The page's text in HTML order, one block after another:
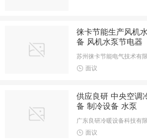
徕卡节能生产风机
备 风机水泵节电器
苏州徕卡节能电气技术有
面议
供应良研 中央空调
备 制冷设备 水泵
广东良研冷暖设备科技有
面议